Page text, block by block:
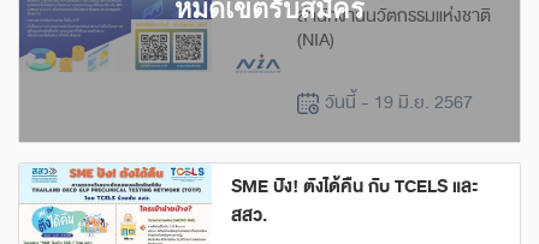
สำนักงานนวัตกรรมแห่งชาติ
(NIA)
วันนี้ - 19 มิ.ย. 2567
SME ปัง! ตังได้คืน กับ TCELS และ
สสว.